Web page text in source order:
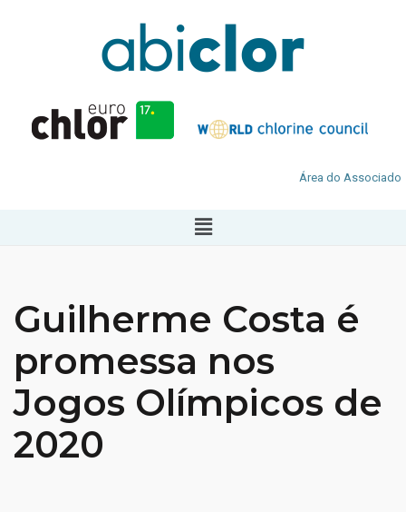
Área do Associado
Guilherme Costa é
promessa nos
Jogos Olímpicos de
2020